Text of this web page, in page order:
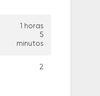
1 horas
5
minutos
2